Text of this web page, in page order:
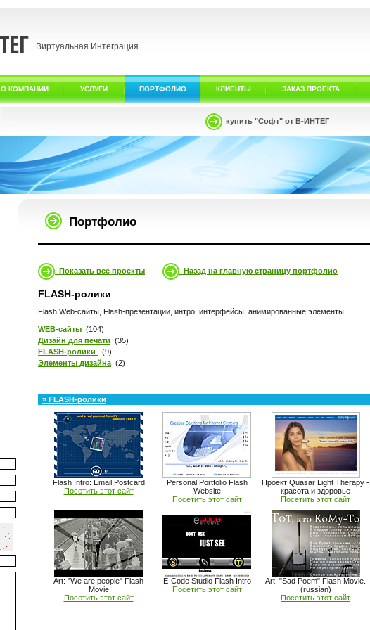
Виртуальная Интеграция
О КОМПАНИИ УСЛУГИ ПОРТФОЛИО КЛИЕНТЫ ЗАКАЗ ПРОЕКТА
купить "Софт" от В-ИНТЕГ
Портфолио
Показать все проекты Назад на главную страницу портфолио
FLASH-ролики
Flash Web-сайты, Flash-презентации, интро, интерфейсы, анимированные элементы
WEB-сайты (104)
Дизайн для печати (35)
FLASH-ролики
(9)
Элементы дизайна (2)
» FLASH-ролики
Flash Intro: Email Postcard
Посетить этот сайт
Personal Portfolio Flash
Website
Посетить этот сайт
Проект Quasar Light Therapy -
красота и здоровье
Посетить этот сайт
Art: "We are people" Flash
Movie
Посетить этот сайт
E-Code Studio Flash Intro
Посетить этот сайт
Art: "Sad Poem" Flash Movie.
(russian)
Посетить этот сайт